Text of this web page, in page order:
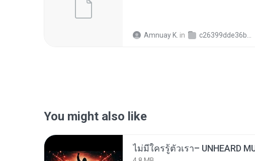
Amnuay K. in c26399dde36b377ad651b0cc6d017d8f4
You might also like